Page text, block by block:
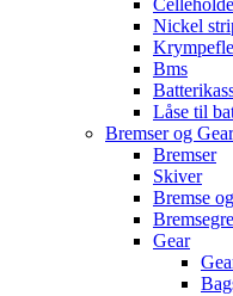
Nickel
Bms
Låse til
Bremser og Gear
Bremser
Skiver
Bremse
Gear